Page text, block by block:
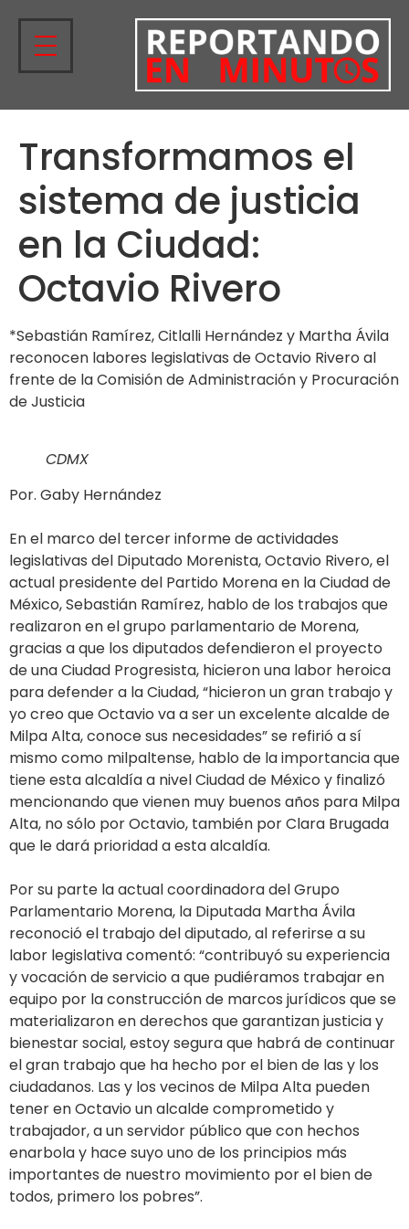
Transformamos el
sistema de justicia
en la Ciudad:
Octavio Rivero
*Sebastián Ramírez, Citlalli Hernández y Martha Ávila
reconocen labores legislativas de Octavio Rivero al
frente de la Comisión de Administración y Procuración
de Justicia
CDMX
Por. Gaby Hernández
En el marco del tercer informe de actividades
legislativas del Diputado Morenista, Octavio Rivero, el
actual presidente del Partido Morena en la Ciudad de
México, Sebastián Ramírez, hablo de los trabajos que
realizaron en el grupo parlamentario de Morena,
gracias a que los diputados defendieron el proyecto
de una Ciudad Progresista, hicieron una labor heroica
para defender a la Ciudad, “hicieron un gran trabajo y
yo creo que Octavio va a ser un excelente alcalde de
Milpa Alta, conoce sus necesidades” se refirió a sí
mismo como milpaltense, hablo de la importancia que
tiene esta alcaldía a nivel Ciudad de México y finalizó
mencionando que vienen muy buenos años para Milpa
Alta, no sólo por Octavio, también por Clara Brugada
que le dará prioridad a esta alcaldía.
Por su parte la actual coordinadora del Grupo
Parlamentario Morena, la Diputada Martha Ávila
reconoció el trabajo del diputado, al referirse a su
labor legislativa comentó: “contribuyó su experiencia
y vocación de servicio a que pudiéramos trabajar en
equipo por la construcción de marcos jurídicos que se
materializaron en derechos que garantizan justicia y
bienestar social, estoy segura que habrá de continuar
el gran trabajo que ha hecho por el bien de las y los
ciudadanos. Las y los vecinos de Milpa Alta pueden
tener en Octavio un alcalde comprometido y
trabajador, a un servidor público que con hechos
enarbola y hace suyo uno de los principios más
importantes de nuestro movimiento por el bien de
todos, primero los pobres”.